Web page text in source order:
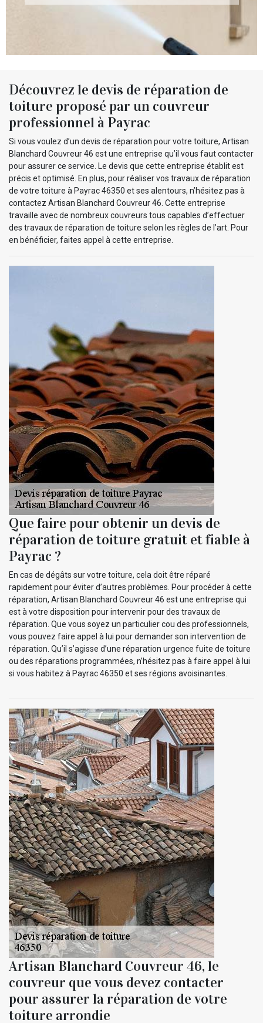
Découvrez le devis de réparation de
toiture proposé par un couvreur
professionnel à Payrac
Si vous voulez d’un devis de réparation pour votre toiture, Artisan
Blanchard Couvreur 46 est une entreprise qu’il vous faut contacter
pour assurer ce service. Le devis que cette entreprise établit est
précis et optimisé. En plus, pour réaliser vos travaux de réparation
de votre toiture à Payrac 46350 et ses alentours, n’hésitez pas à
contactez Artisan Blanchard Couvreur 46. Cette entreprise
travaille avec de nombreux couvreurs tous capables d’effectuer
des travaux de réparation de toiture selon les règles de l’art. Pour
en bénéficier, faites appel à cette entreprise.
Que faire pour obtenir un devis de
réparation de toiture gratuit et fiable à
Payrac ?
En cas de dégâts sur votre toiture, cela doit être réparé
rapidement pour éviter d’autres problèmes. Pour procéder à cette
réparation, Artisan Blanchard Couvreur 46 est une entreprise qui
est à votre disposition pour intervenir pour des travaux de
réparation. Que vous soyez un particulier cou des professionnels,
vous pouvez faire appel à lui pour demander son intervention de
réparation. Qu’il s’agisse d’une réparation urgence fuite de toiture
ou des réparations programmées, n’hésitez pas à faire appel à lui
si vous habitez à Payrac 46350 et ses régions avoisinantes.
Artisan Blanchard Couvreur 46, le
couvreur que vous devez contacter
pour assurer la réparation de votre
toiture arrondie